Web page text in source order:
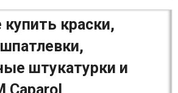
краски,
штукатурки и